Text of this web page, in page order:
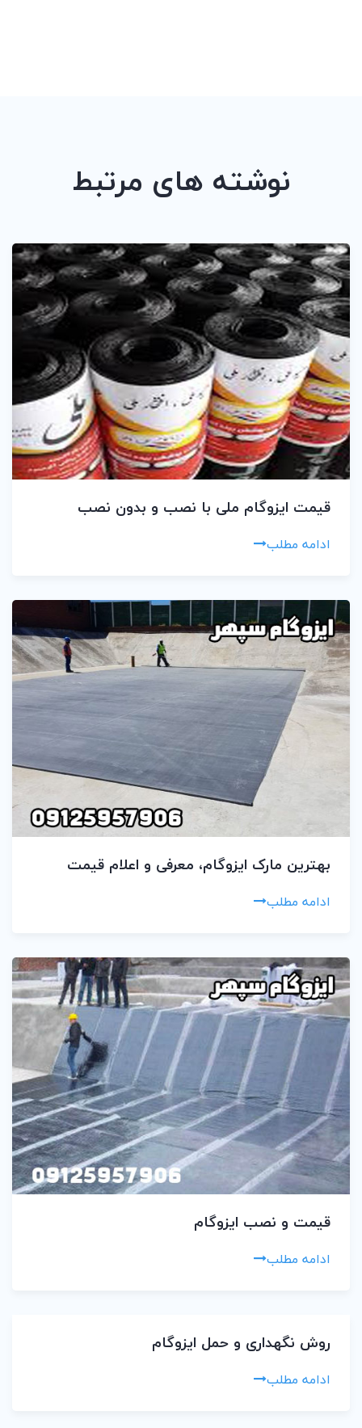
نوشته های مرتبط
قیمت ایزوگام ملی با نصب و بدون نصب
ادامه مطلب
بهترین مارک ایزوگام، معرفی و اعلام قیمت
ادامه مطلب
قیمت و نصب ایزوگام
ادامه مطلب
روش نگهداری و حمل ایزوگام
ادامه مطلب